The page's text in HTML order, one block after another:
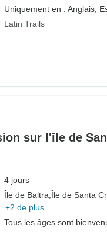
Uniquement en : Anglais,
Latin Trails
sur l'île de
4 jours
Île de Baltra, Île de Santa
+2 de plus
Tous les âges sont